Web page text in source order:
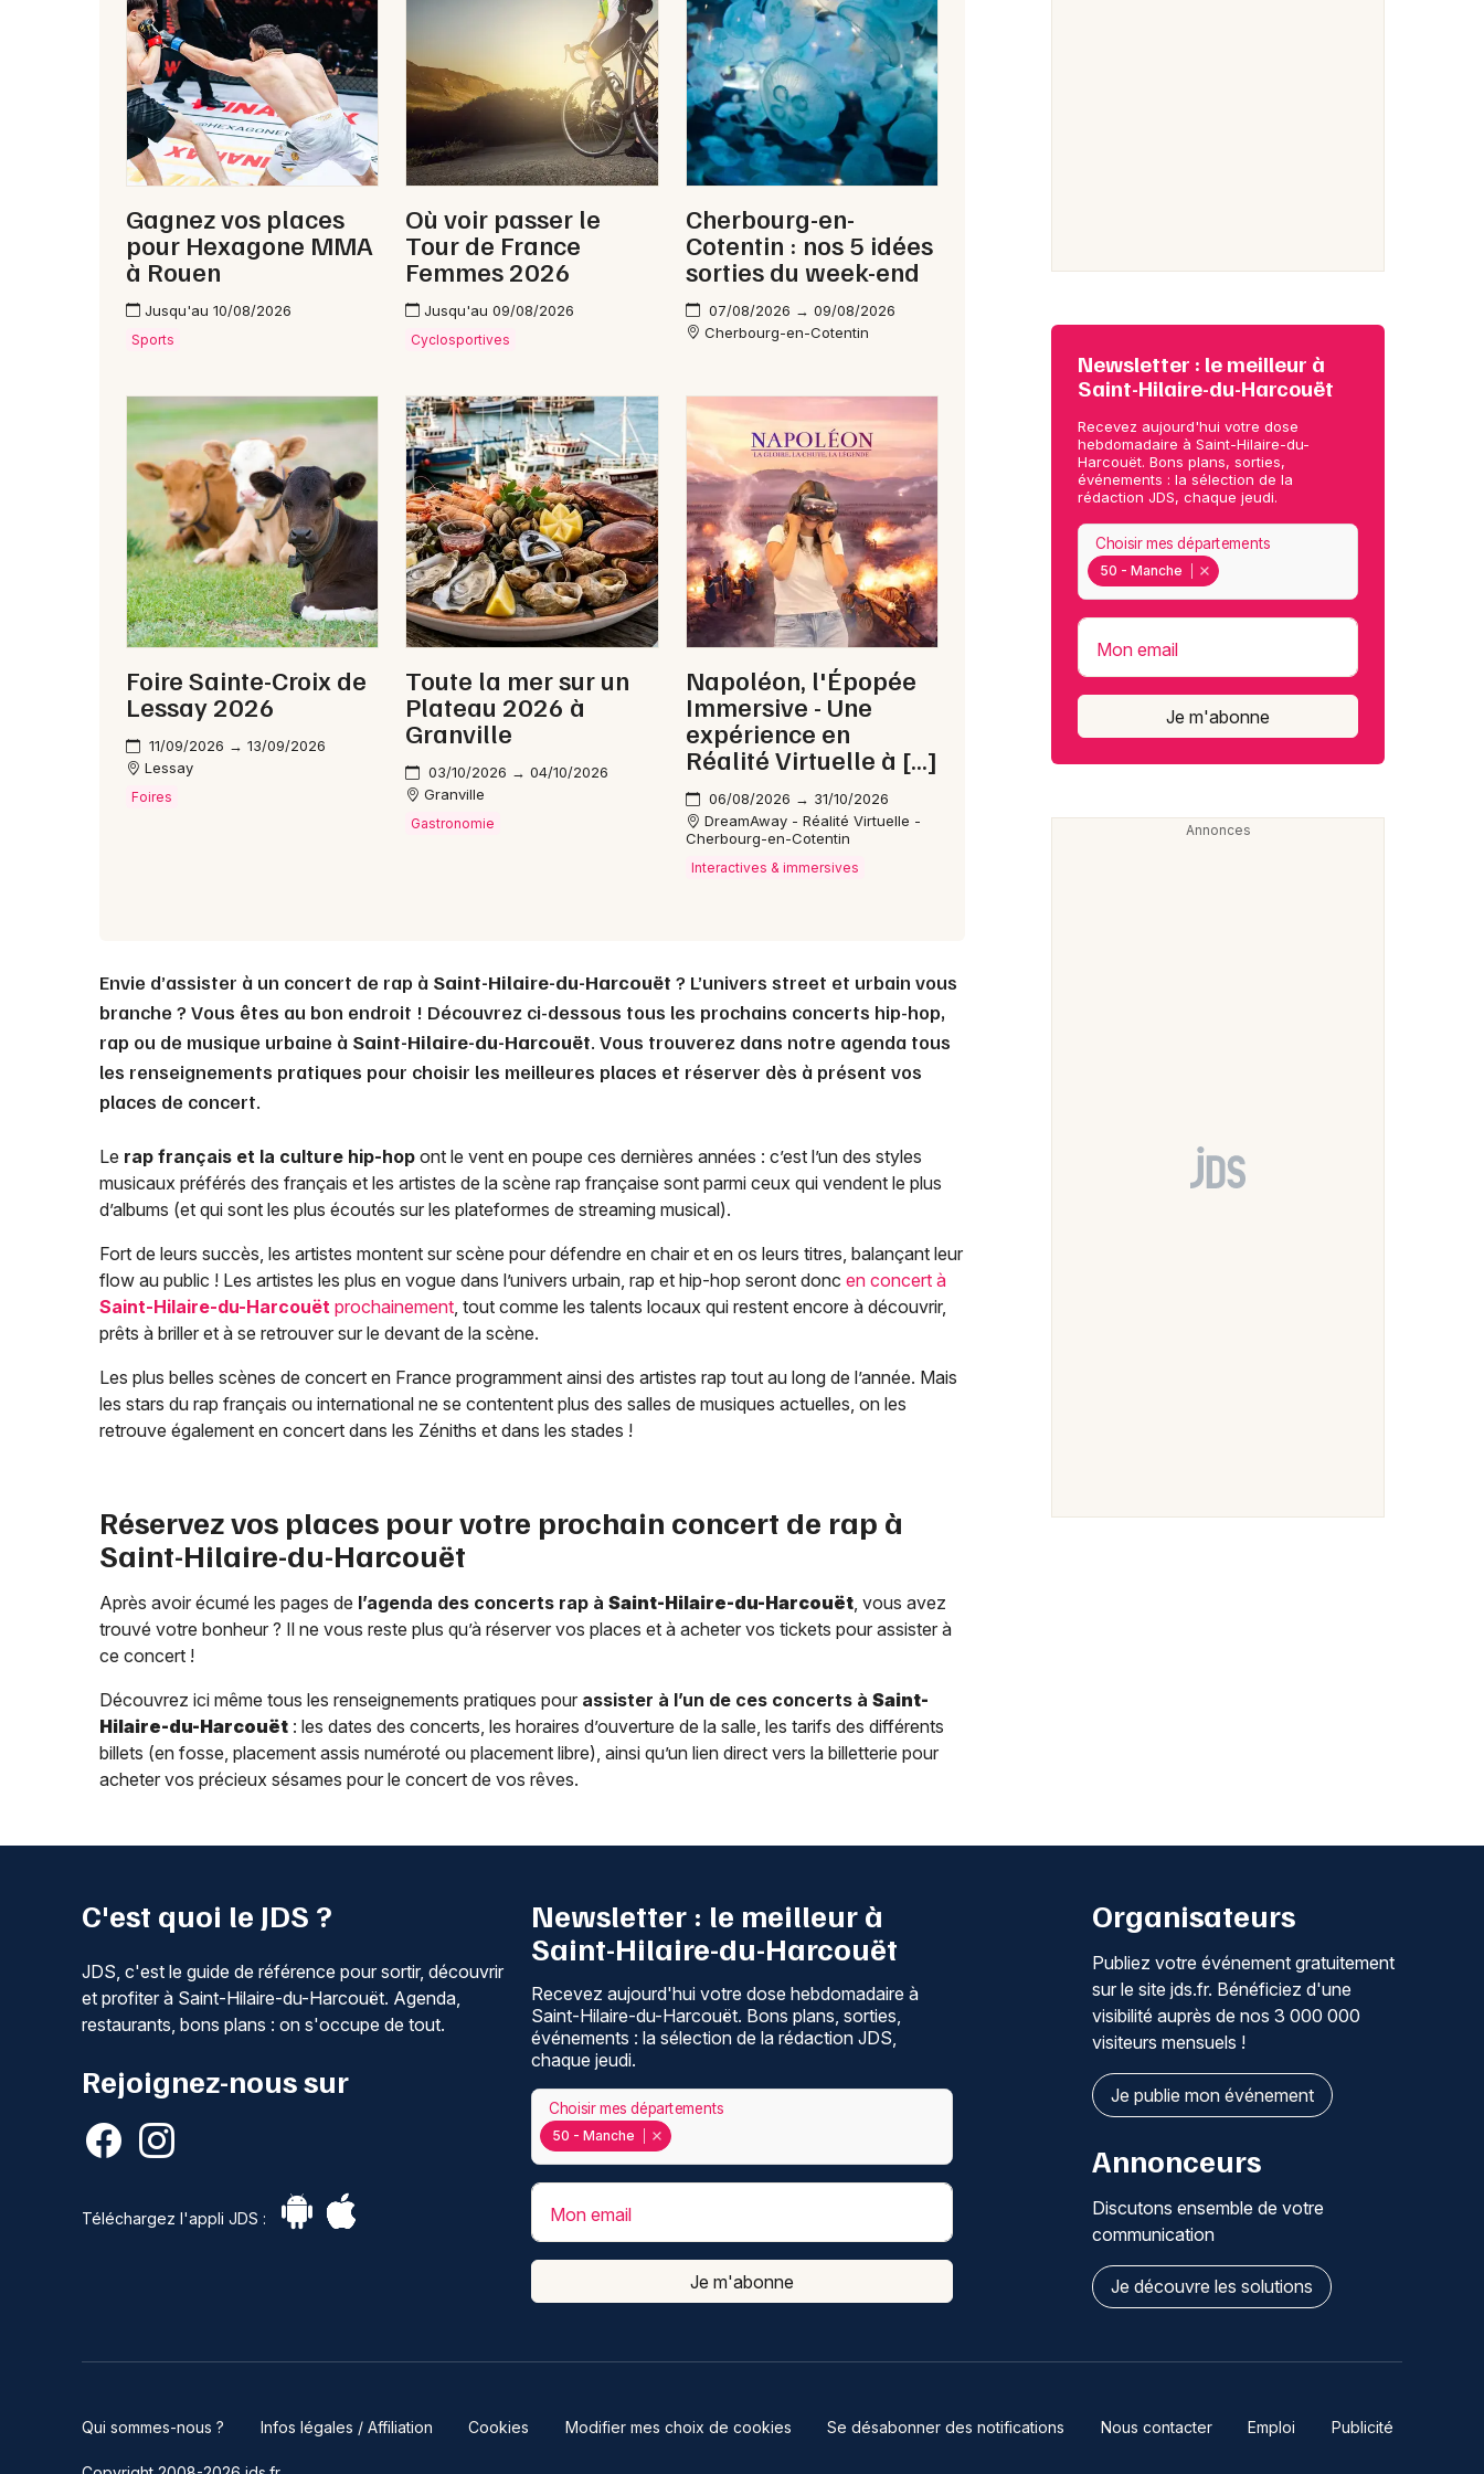
Newsletter des sorties
Artistes en tournée
Actus à Saint-Hilaire-du-Harcouët
Magazine à Saint-Hilaire-du-Harcouët
50 - Manche
Choisir mes départements
Je m'abonne
Gagnez vos places
pour Hexagone MMA
à Rouen
Jusqu'au 10/08/2026
Sports
Où voir passer le
Tour de France
Femmes 2026
Jusqu'au 09/08/2026
Cyclosportives
Cherbourg-en-
Cotentin : nos 5 idées
sorties du week-end
07/08/2026 → 09/08/2026
Cherbourg-en-Cotentin
Foire Sainte-Croix de
Lessay 2026
11/09/2026 → 13/09/2026
Lessay
Foires
Toute la mer sur un
Plateau 2026 à
Granville
03/10/2026 → 04/10/2026
Granville
Gastronomie
Napoléon, l'Épopée
Immersive - Une
expérience en
Réalité Virtuelle à […]
06/08/2026 → 31/10/2026
DreamAway - Réalité Virtuelle -
Cherbourg-en-Cotentin
Interactives & immersives
Envie d’assister à un concert de rap à Saint-Hilaire-du-Harcouët ? L’univers street et urbain vous
branche ? Vous êtes au bon endroit ! Découvrez ci-dessous tous les prochains concerts hip-hop,
rap ou de musique urbaine à Saint-Hilaire-du-Harcouët. Vous trouverez dans notre agenda tous
les renseignements pratiques pour choisir les meilleures places et réserver dès à présent vos
places de concert.
Le rap français et la culture hip-hop ont le vent en poupe ces dernières années : c’est l’un des styles
musicaux préférés des français et les artistes de la scène rap française sont parmi ceux qui vendent le plus
d’albums (et qui sont les plus écoutés sur les plateformes de streaming musical).
Fort de leurs succès, les artistes montent sur scène pour défendre en chair et en os leurs titres, balançant leur
flow au public ! Les artistes les plus en vogue dans l’univers urbain, rap et hip-hop seront donc en concert à
Saint-Hilaire-du-Harcouët prochainement, tout comme les talents locaux qui restent encore à découvrir,
prêts à briller et à se retrouver sur le devant de la scène.
Les plus belles scènes de concert en France programment ainsi des artistes rap tout au long de l’année. Mais
les stars du rap français ou international ne se contentent plus des salles de musiques actuelles, on les
retrouve également en concert dans les Zéniths et dans les stades !
Réservez vos places pour votre prochain concert de rap à
Saint-Hilaire-du-Harcouët
Après avoir écumé les pages de l’agenda des concerts rap à Saint-Hilaire-du-Harcouët, vous avez
trouvé votre bonheur ? Il ne vous reste plus qu’à réserver vos places et à acheter vos tickets pour assister à
ce concert !
Découvrez ici même tous les renseignements pratiques pour assister à l’un de ces concerts à Saint-
Hilaire-du-Harcouët : les dates des concerts, les horaires d’ouverture de la salle, les tarifs des différents
billets (en fosse, placement assis numéroté ou placement libre), ainsi qu’un lien direct vers la billetterie pour
acheter vos précieux sésames pour le concert de vos rêves.
Newsletter : le meilleur à
Saint-Hilaire-du-Harcouët
Recevez aujourd'hui votre dose
hebdomadaire à Saint-Hilaire-du-
Harcouët. Bons plans, sorties,
événements : la sélection de la
rédaction JDS, chaque jeudi.
50 - Manche
Choisir mes départements
Mon email
Je m'abonne
C'est quoi le JDS ?
JDS, c'est le guide de référence pour sortir, découvrir
et profiter à Saint-Hilaire-du-Harcouët. Agenda,
restaurants, bons plans : on s'occupe de tout.
Rejoignez-nous sur
Téléchargez l'appli JDS :
Newsletter : le meilleur à
Saint-Hilaire-du-Harcouët
Recevez aujourd'hui votre dose hebdomadaire à
Saint-Hilaire-du-Harcouët. Bons plans, sorties,
événements : la sélection de la rédaction JDS,
chaque jeudi.
50 - Manche
Choisir mes départements
Mon email
Je m'abonne
Organisateurs
Publiez votre événement gratuitement
sur le site jds.fr. Bénéficiez d'une
visibilité auprès de nos 3 000 000
visiteurs mensuels !
Je publie mon événement
Annonceurs
Discutons ensemble de votre
communication
Je découvre les solutions
Qui sommes-nous ? Infos légales / Affiliation Cookies Modifier mes choix de cookies Se désabonner des notifications Nous contacter Emploi Publicité